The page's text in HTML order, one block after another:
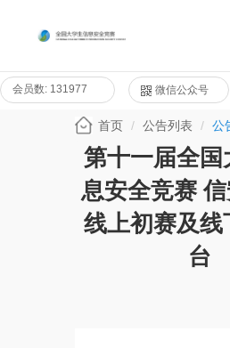
会员数: 131977 微信公众号
首页 公告列表 公
第十一届全国
息安全竞赛
线上初赛及线
台